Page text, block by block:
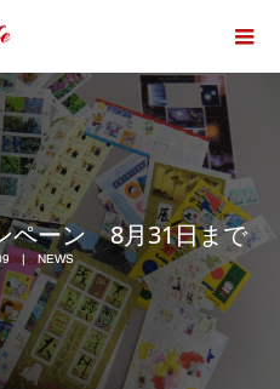
ペーン 8月31日まで
NEWS